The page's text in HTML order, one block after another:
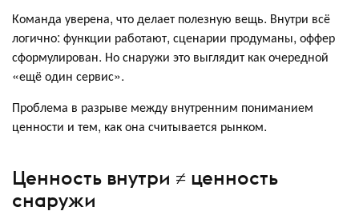
Команда уверена, что делает полезную вещь. Внутри всё
логично: функции работают, сценарии продуманы, оффер
сформулирован. Но снаружи это выглядит как очередной
«ещё один сервис».
Проблема в разрыве между внутренним пониманием
ценности и тем, как она считывается рынком.
Ценность внутри ≠ ценность
снаружи